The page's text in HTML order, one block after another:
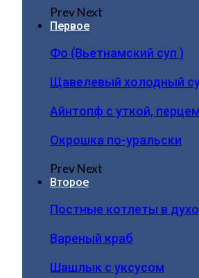
PrevNext
Первое
Фо (Вьетнамский суп )
Щавелевый холодный
Айнтопф с уткой,
Окрошка по-уральски
PrevNext
Второе
Постные котлеты в
Вареный краб
Шашлык с уксусом